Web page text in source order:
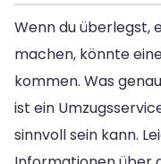
Wenn du überlegst,
machen, könnte
kommen. Was
ist ein
sinnvoll sein kann.